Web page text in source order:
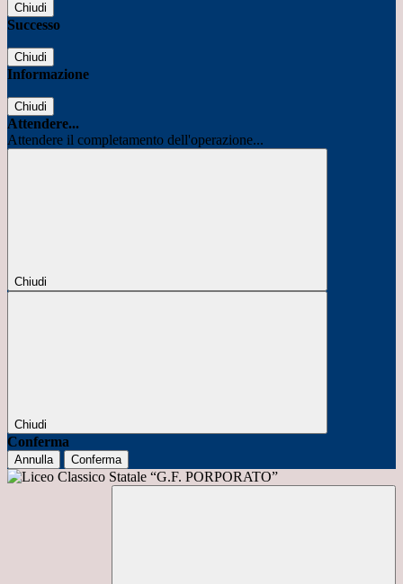
Chiudi
Successo
Chiudi
Informazione
Chiudi
Attendere...
Attendere il completamento dell'operazione...
Chiudi
Chiudi
Conferma
Annulla Conferma